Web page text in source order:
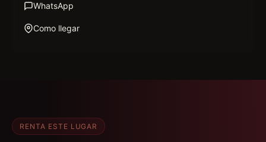
WhatsApp
Como llegar
RENTA ESTE LUGAR